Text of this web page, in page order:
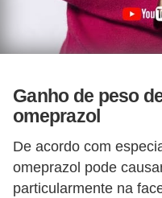
Ganho de peso
omeprazol
De acordo com
omeprazol pode
particularmente na